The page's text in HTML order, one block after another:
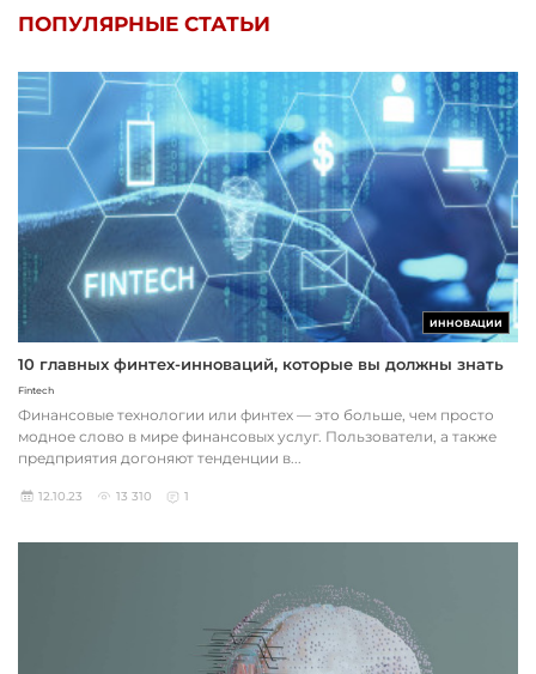
ПОПУЛЯРНЫЕ СТАТЬИ
ИННОВАЦИИ
10 главных финтех-инноваций, которые вы должны знать
Fintech
Финансовые технологии или финтех — это больше, чем просто
модное слово в мире финансовых услуг. Пользователи, а также
предприятия догоняют тенденции в...
12.10.23 13 310 1